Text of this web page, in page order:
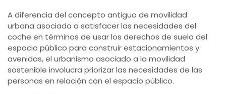
A diferencia del concepto antiguo de movilidad
urbana asociada a satisfacer las necesidades del
coche en términos de usar los derechos de suelo del
espacio público para construir estacionamientos y
avenidas, el urbanismo asociado a la movilidad
sostenible involucra priorizar las necesidades de las
personas en relación con el espacio público.